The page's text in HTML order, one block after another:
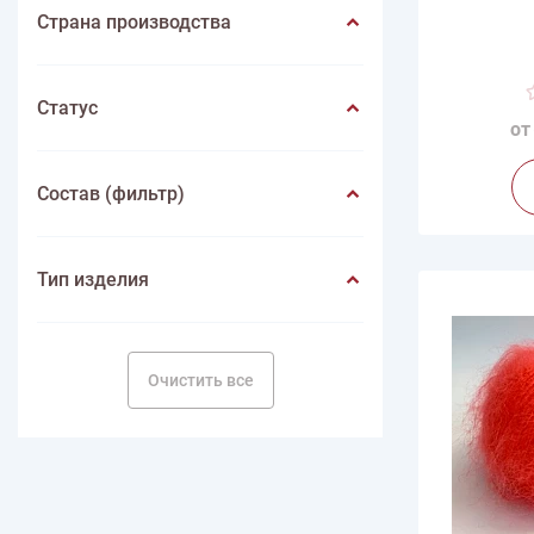
Страна производства
Статус
Состав (фильтр)
Тип изделия
Очистить все
от